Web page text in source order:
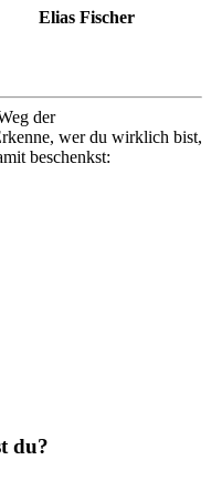
Elias Fischer
der
wer du wirklich bist,
beschenkst:
du?